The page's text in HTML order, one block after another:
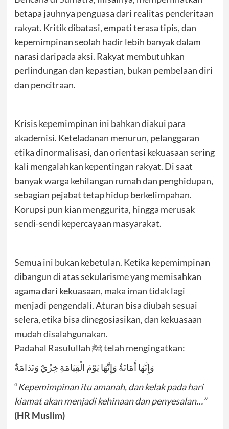
betapa jauhnya penguasa dari realitas penderitaan
rakyat. Kritik dibatasi, empati terasa tipis, dan
kepemimpinan seolah hadir lebih banyak dalam
narasi daripada aksi. Rakyat membutuhkan
perlindungan dan kepastian, bukan pembelaan diri
dan pencitraan.
Krisis kepemimpinan ini bahkan diakui para
akademisi. Keteladanan menurun, pelanggaran
etika dinormalisasi, dan orientasi kekuasaan sering
kali mengalahkan kepentingan rakyat. Di saat
banyak warga kehilangan rumah dan penghidupan,
sebagian pejabat tetap hidup berkelimpahan.
Korupsi pun kian menggurita, hingga merusak
sendi-sendi kepercayaan masyarakat.
Semua ini bukan kebetulan. Ketika kepemimpinan
dibangun di atas sekularisme yang memisahkan
agama dari kekuasaan, maka iman tidak lagi
menjadi pengendali. Aturan bisa diubah sesuai
selera, etika bisa dinegosiasikan, dan kekuasaan
mudah disalahgunakan.
Padahal Rasulullah ﷺ telah mengingatkan:
وَإِنَّهَا أَمَانَةٌ وَإِنَّهَا يَوْمَ الْقِيَامَةِ خِزْيٌ وَنَدَامَةٌ
“Kepemimpinan itu amanah, dan kelak pada hari
kiamat akan menjadi kehinaan dan penyesalan…”
(HR Muslim)